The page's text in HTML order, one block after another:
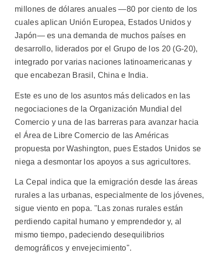
millones de dólares anuales —80 por ciento de los
cuales aplican Unión Europea, Estados Unidos y
Japón— es una demanda de muchos países en
desarrollo, liderados por el Grupo de los 20 (G-20),
integrado por varias naciones latinoamericanas y
que encabezan Brasil, China e India.
Este es uno de los asuntos más delicados en las
negociaciones de la Organización Mundial del
Comercio y una de las barreras para avanzar hacia
el Área de Libre Comercio de las Américas
propuesta por Washington, pues Estados Unidos se
niega a desmontar los apoyos a sus agricultores.
La Cepal indica que la emigración desde las áreas
rurales a las urbanas, especialmente de los jóvenes,
sigue viento en popa. "Las zonas rurales están
perdiendo capital humano y emprendedor y, al
mismo tiempo, padeciendo desequilibrios
demográficos y envejecimiento".